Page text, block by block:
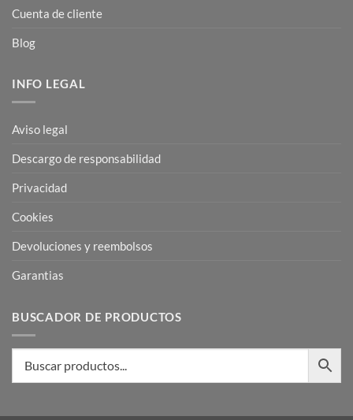
Cuenta de cliente
Blog
INFO LEGAL
Aviso legal
Descargo de responsabilidad
Privacidad
Cookies
Devoluciones y reembolsos
Garantias
BUSCADOR DE PRODUCTOS